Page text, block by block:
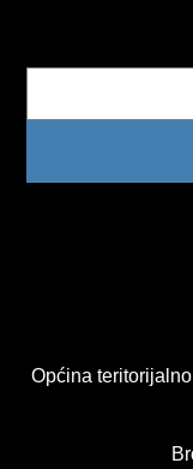
Općina
IZBORI 2024